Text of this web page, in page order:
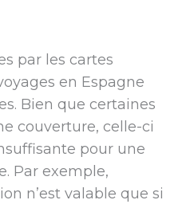
par les cartes
en Espagne
Bien que certaines
couverture, celle-ci
pour une
Par exemple,
n’est valable que si